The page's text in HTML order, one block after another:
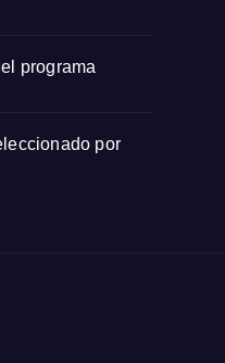
programa
por